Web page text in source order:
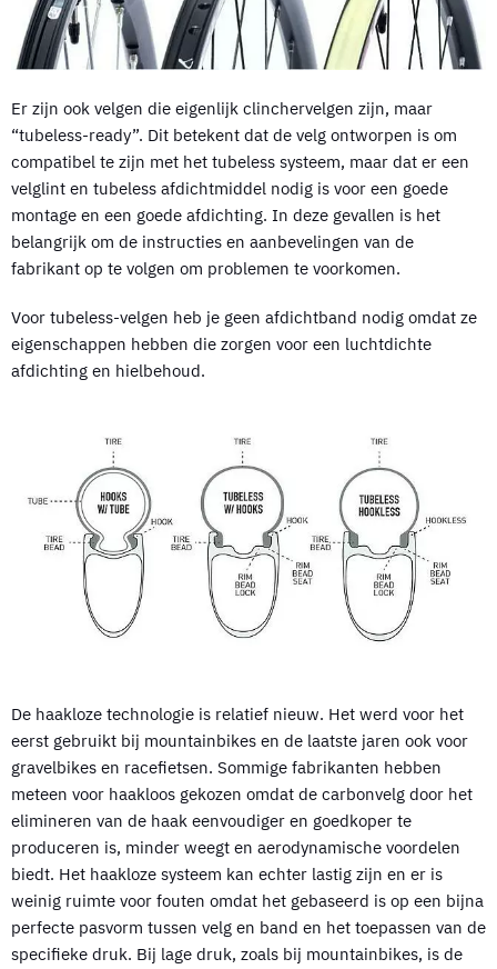
Er zijn ook velgen die eigenlijk clinchervelgen zijn, maar
“tubeless-ready”. Dit betekent dat de velg ontworpen is om
compatibel te zijn met het tubeless systeem, maar dat er een
velglint en tubeless afdichtmiddel nodig is voor een goede
montage en een goede afdichting. In deze gevallen is het
belangrijk om de instructies en aanbevelingen van de
fabrikant op te volgen om problemen te voorkomen.
Voor tubeless-velgen heb je geen afdichtband nodig omdat ze
eigenschappen hebben die zorgen voor een luchtdichte
afdichting en hielbehoud.
De haakloze technologie is relatief nieuw. Het werd voor het
eerst gebruikt bij mountainbikes en de laatste jaren ook voor
gravelbikes en racefietsen. Sommige fabrikanten hebben
meteen voor haakloos gekozen omdat de carbonvelg door het
elimineren van de haak eenvoudiger en goedkoper te
produceren is, minder weegt en aerodynamische voordelen
biedt. Het haakloze systeem kan echter lastig zijn en er is
weinig ruimte voor fouten omdat het gebaseerd is op een bijna
perfecte pasvorm tussen velg en band en het toepassen van de
specifieke druk. Bij lage druk, zoals bij mountainbikes, is de